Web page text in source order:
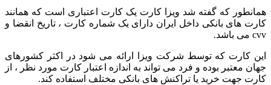
همانطور که گفته شد ویزا کارت یک کارت اعتباری است که همانند
کارت های بانکی داخل ایران دارای یک شماره کارت ، تاریخ انقضا و
cvv می باشد.
این کارت که توسط شرکت ویزا ارائه می شود در اکثر کشورهای
جهان معتبر بوده و فرد می تواند به اندازه اعتبار کارت مورد نظر ، از
کارت جهت خرید یا تراکنش های بانکی مختلف استفاده کند.